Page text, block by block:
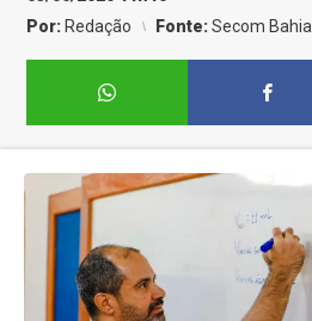
Por: Redação Fonte:Secom Bahia